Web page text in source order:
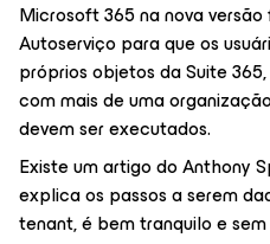
Microsoft 365 na nova
Autoserviço para que os
próprios objetos da Suite
com mais de uma
devem ser executados.
Existe um artigo do Anthony
explica os passos a serem
tenant, é bem tranquilo e